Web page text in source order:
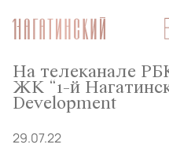
На телеканале
ЖК “1-й
Development
29.07.22